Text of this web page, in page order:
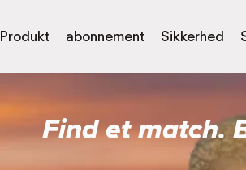
Produkt abonnement Sikkerhed
Find et match.